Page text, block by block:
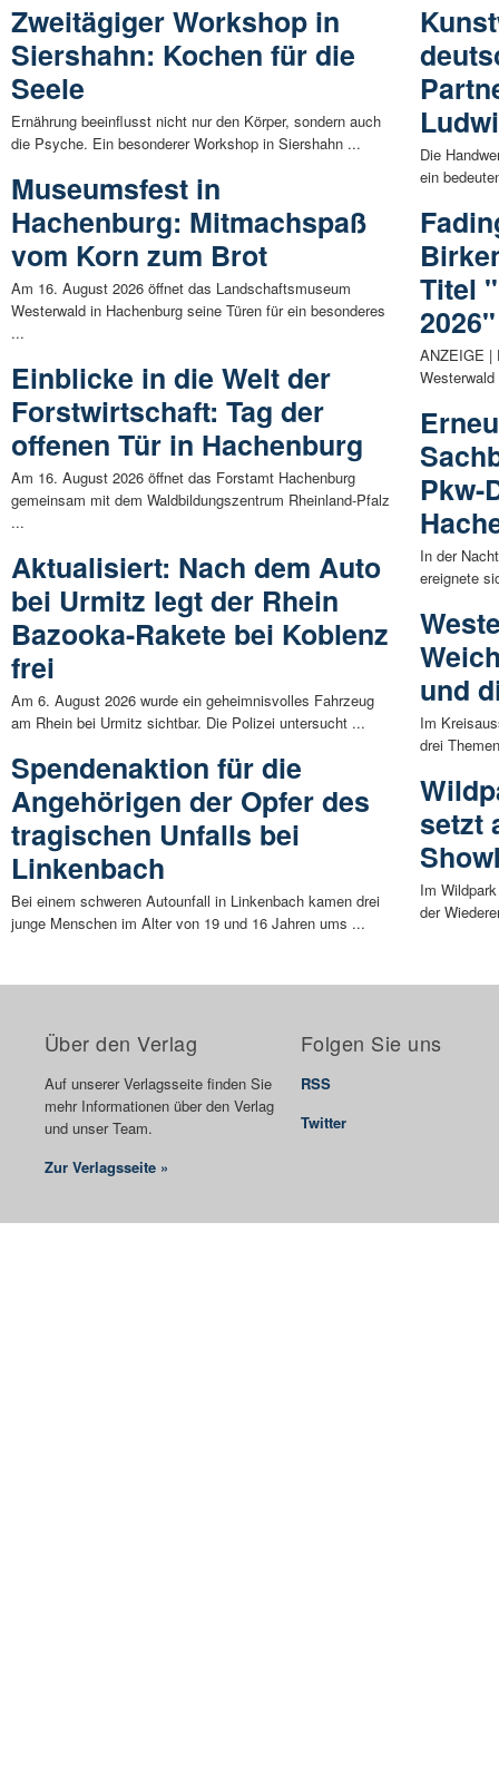
Zweitägiger Workshop in
Siershahn: Kochen für die
Seele
Ernährung beeinflusst nicht nur den Körper, sondern auch
die Psyche. Ein besonderer Workshop in Siershahn ...
Museumsfest in
Hachenburg: Mitmachspaß
vom Korn zum Brot
Am 16. August 2026 öffnet das Landschaftsmuseum
Westerwald in Hachenburg seine Türen für ein besonderes
...
Einblicke in die Welt der
Forstwirtschaft: Tag der
offenen Tür in Hachenburg
Am 16. August 2026 öffnet das Forstamt Hachenburg
gemeinsam mit dem Waldbildungszentrum Rheinland-Pfalz
...
Aktualisiert: Nach dem Auto
bei Urmitz legt der Rhein
Bazooka-Rakete bei Koblenz
frei
Am 6. August 2026 wurde ein geheimnisvolles Fahrzeug
am Rhein bei Urmitz sichtbar. Die Polizei untersucht ...
Spendenaktion für die
Angehörigen der Opfer des
tragischen Unfalls bei
Linkenbach
Bei einem schweren Autounfall in Linkenbach kamen drei
junge Menschen im Alter von 19 und 16 Jahren ums ...
Die
ein
Titel
2026"
ANZEIGE |
Pkw-
In der
ereignete
und
Im
drei
setzt
Im
der
Über den Verlag
Auf unserer Verlagsseite finden Sie
mehr Informationen über den Verlag
und unser Team.
Zur Verlagsseite »
Folgen Sie uns
RSS
Twitter